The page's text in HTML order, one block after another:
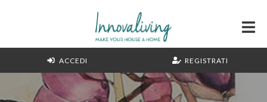
ACCEDI REGISTRATI